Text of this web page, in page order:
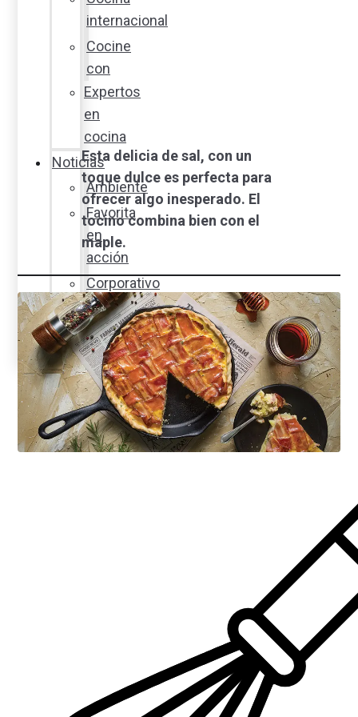
internacional
Cocine
con
Expertos
en
cocina
Noticias
Ambiente
Favorita
en
acción
Corporativo
Emprendimiento
Maxi
Guía
Esta delicia de sal, con un
toque dulce es perfecta para
ofrecer algo inesperado. El
tocino combina bien con el
maple.